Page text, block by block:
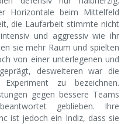
Horizontale beim Mittelfeld
die Laufarbeit stimmte nicht
und aggressiv wie ihr
sie mehr Raum und spielten
von einer unterlegenen und
desweiteren war die
zu bezeichnen.
gegen bessere Teams
geblieben. Ihre
ist jedoch ein Indiz, dass sie